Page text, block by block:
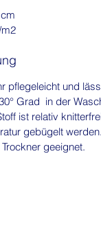
pflegeleicht und
Grad in der
ist relativ
gebügelt
geeignet.